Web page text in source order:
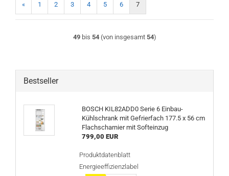
« 1 2 3 4 5 6 7
49bis 54(von insgesamt 54)
Bestseller
BOSCH KIL82ADD0 Serie 6 Einbau-
Kühlschrank mit Gefrierfach 177.5 x 56 cm
Flachscharnier mit Softeinzug
799,00 EUR
Produktdatenblatt
Energieeffizienzlabel